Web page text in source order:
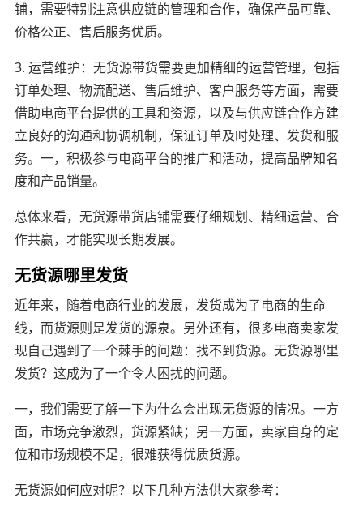
铺，需要特别注意供应链的管理和合作，确保产品可靠、
价格公正、售后服务优质。
3. 运营维护：无货源带货需要更加精细的运营管理，包括
订单处理、物流配送、售后维护、客户服务等方面，需要
借助电商平台提供的工具和资源，以及与供应链合作方建
立良好的沟通和协调机制，保证订单及时处理、发货和服
务。一，积极参与电商平台的推广和活动，提高品牌知名
度和产品销量。
总体来看，无货源带货店铺需要仔细规划、精细运营、合
作共赢，才能实现长期发展。
无货源哪里发货
近年来，随着电商行业的发展，发货成为了电商的生命
线，而货源则是发货的源泉。另外还有，很多电商卖家发
现自己遇到了一个棘手的问题：找不到货源。无货源哪里
发货？这成为了一个令人困扰的问题。
一，我们需要了解一下为什么会出现无货源的情况。一方
面，市场竞争激烈，货源紧缺；另一方面，卖家自身的定
位和市场规模不足，很难获得优质货源。
无货源如何应对呢？以下几种方法供大家参考：